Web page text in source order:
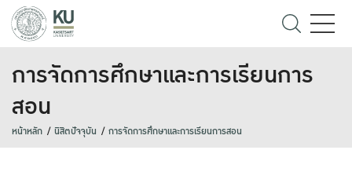
การจัดการศึกษาและการเรียนการ
สอน
หน้าหลัก นิสิตปัจจุบัน การจัดการศึกษาและการเรียนการสอน